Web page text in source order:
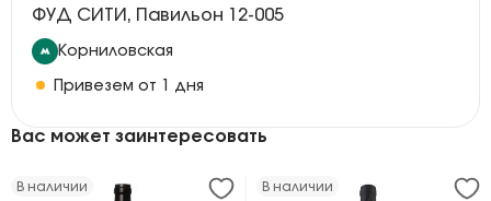
ФУД СИТИ, Павильон 12-005
Корниловская
Привезем от 1 дня
Вас может заинтересовать
В наличии В наличии